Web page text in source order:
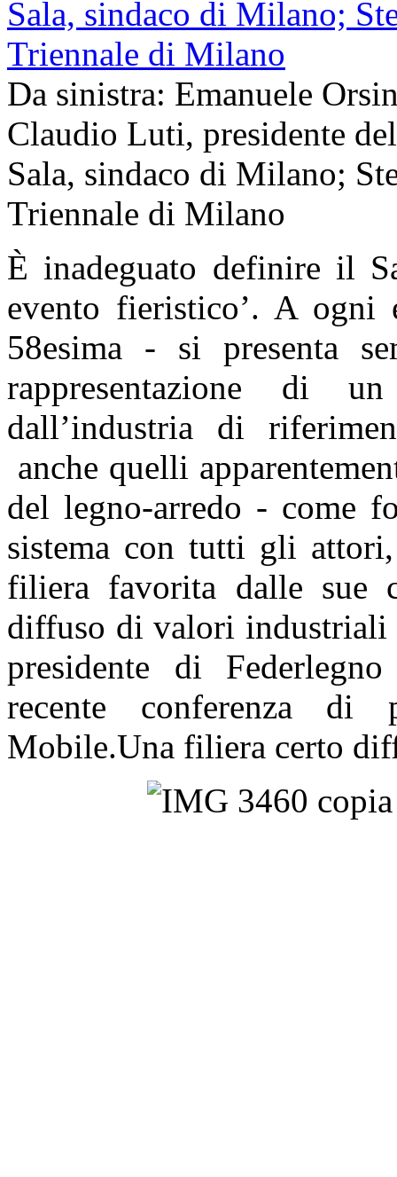
Da sinistra: Emanuele
Claudio Luti, presidente
Sala, sindaco di Milano;
Triennale di Milano
È inadeguato definire il
evento fieristico’. A ogni
58esima - si presenta
rappresentazione di
dall’industria di
anche quelli
del legno-arredo - come
sistema con tutti gli
filiera favorita dalle sue
diffuso di valori industriali
presidente di
recente conferenza di
Mobile.Una filiera certo